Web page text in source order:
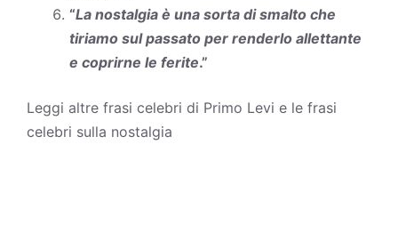
“La nostalgia è una sorta di smalto che
tiriamo sul passato per renderlo allettante
e coprirne le ferite.”
Leggi altre frasi celebri di Primo Levi e le frasi
celebri sulla nostalgia